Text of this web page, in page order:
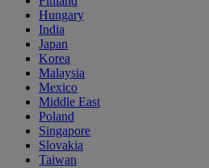
Hungary
India
Japan
Korea
Malaysia
Mexico
Middle East
Poland
Singapore
Slovakia
Taiwan